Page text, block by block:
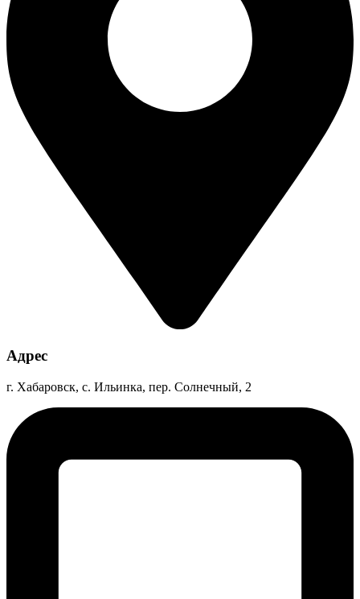
Адрес
г. Хабаровск, с. Ильинка, пер. Солнечный, 2